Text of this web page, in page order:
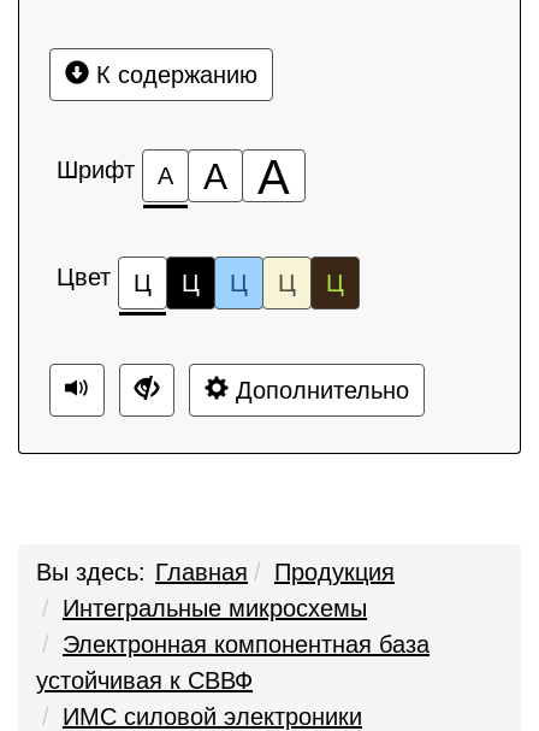
К содержанию
Шрифт А А А
Цвет Ц Ц Ц Ц Ц
Дополнительно
Вы здесь: Главная
Продукция
Интегральные микросхемы
Электронная компонентная база
устойчивая к СВВФ
ИМС силовой электроники